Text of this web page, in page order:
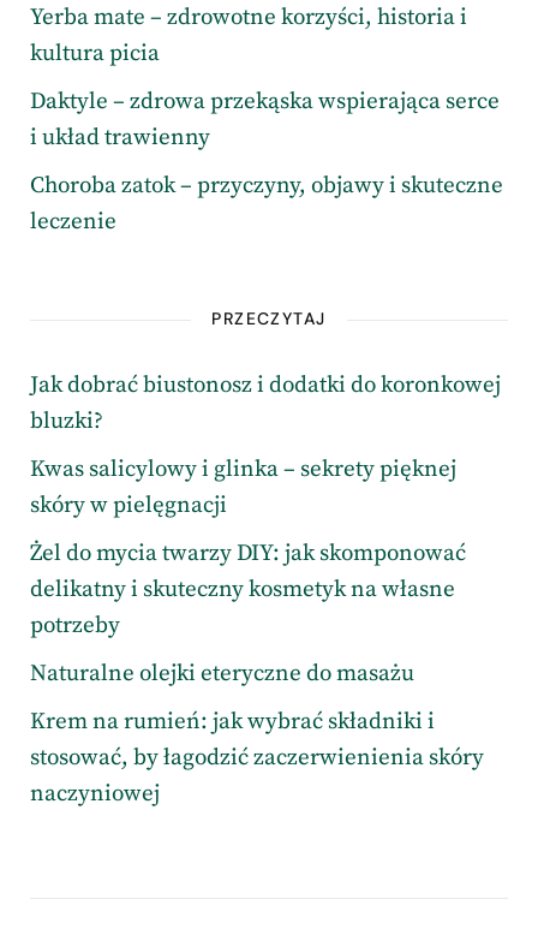
Yerba mate – zdrowotne korzyści, historia i
kultura picia
Daktyle – zdrowa przekąska wspierająca serce
i układ trawienny
Choroba zatok – przyczyny, objawy i skuteczne
leczenie
PRZECZYTAJ
Jak dobrać biustonosz i dodatki do koronkowej
bluzki?
Kwas salicylowy i glinka – sekrety pięknej
skóry w pielęgnacji
Żel do mycia twarzy DIY: jak skomponować
delikatny i skuteczny kosmetyk na własne
potrzeby
Naturalne olejki eteryczne do masażu
Krem na rumień: jak wybrać składniki i
stosować, by łagodzić zaczerwienienia skóry
naczyniowej